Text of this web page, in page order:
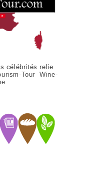
célébrités relie
Tour Wine-